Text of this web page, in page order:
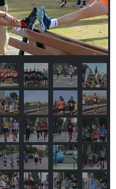
Next